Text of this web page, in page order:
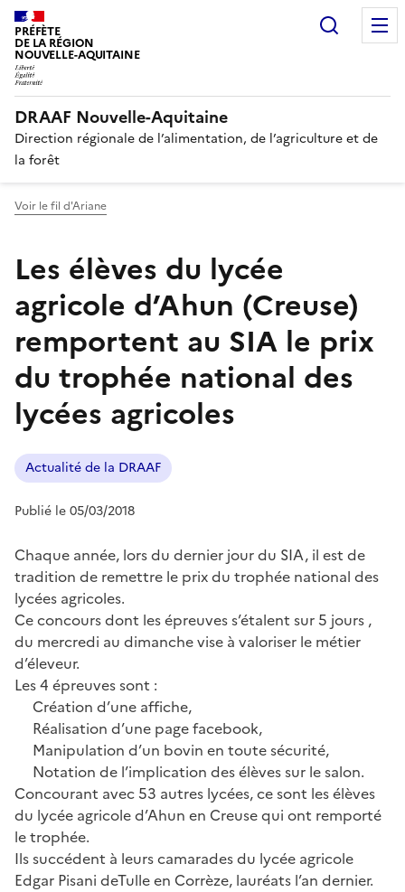
PRÉFÈTE
DE LA RÉGION
NOUVELLE-AQUITAINE
DRAAF Nouvelle-Aquitaine
Direction régionale de l’alimentation, de l’agriculture et de
la forêt
Voir le fil d'Ariane
Les élèves du lycée
agricole d’Ahun (Creuse)
remportent au SIA le prix
du trophée national des
lycées agricoles
Actualité de la DRAAF
Publié le 05/03/2018
Chaque année, lors du dernier jour du SIA, il est de
tradition de remettre le prix du trophée national des
lycées agricoles.
Ce concours dont les épreuves s’étalent sur 5 jours ,
du mercredi au dimanche vise à valoriser le métier
d’éleveur.
Les 4 épreuves sont :
Création d’une affiche,
Réalisation d’une page facebook,
Manipulation d’un bovin en toute sécurité,
Notation de l’implication des élèves sur le salon.
Concourant avec 53 autres lycées, ce sont les élèves
du lycée agricole d’Ahun en Creuse qui ont remporté
le trophée.
Ils succédent à leurs camarades du lycée agricole
Edgar Pisani deTulle en Corrèze, lauréats l’an dernier.